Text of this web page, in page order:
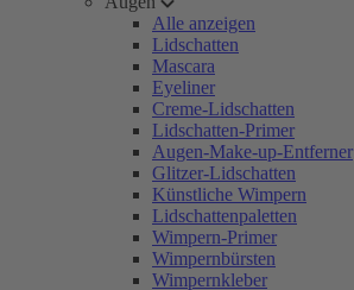
Alle anzeigen
Lidschatten
Mascara
Eyeliner
Creme-Lidschatten
Lidschatten-Primer
Augen-Make-up-Entferner
Glitzer-Lidschatten
Künstliche Wimpern
Lidschattenpaletten
Wimpern-Primer
Wimpernbürsten
Wimpernkleber